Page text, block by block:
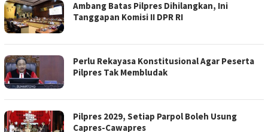
Ambang Batas Pilpres Dihilangkan, Ini
Tanggapan Komisi II DPR RI
Perlu Rekayasa Konstitusional Agar Peserta
Pilpres Tak Membludak
Pilpres 2029, Setiap Parpol Boleh Usung
Capres-Cawapres